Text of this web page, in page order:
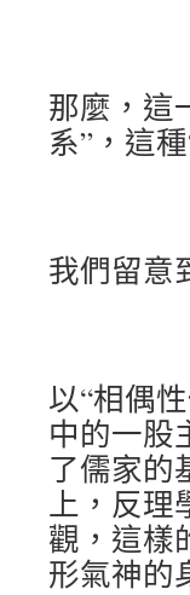
那麼，這
系”，這
我們留意
以“相偶
中的一股
了儒家
上，反理
觀，這樣
形氣神的